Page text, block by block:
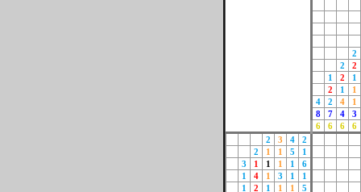
2
2
2
1
2
1
2
1
1
4
2 4
1
8
7 4
3
6
6 6
6
2
3 4
2
2
1 1 5
1
3
1 1 1 1
6
1
4 1 3 1
1
1
2 1 1 1
5